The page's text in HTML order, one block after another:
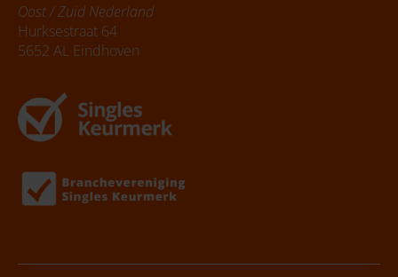
Oost / Zuid Nederland
Hurksestraat 64
5652 AL Eindhoven